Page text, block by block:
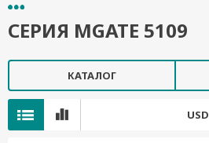
СЕРИЯ MGATE 5109
КАТАЛОГ
USD